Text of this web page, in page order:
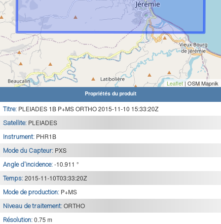
Leaflet | OSM Mapnik
Propriétés du produit
Titre: PLEIADES 1B P+MS ORTHO 2015-11-10 15:33:20Z
Satellite: PLEIADES
Instrument: PHR1B
Mode du Capteur: PXS
Angle d'incidence: -10.911 °
Temps: 2015-11-10T03:33:20Z
Mode de production: P+MS
Niveau de traitement: ORTHO
Résolution: 0.75 m